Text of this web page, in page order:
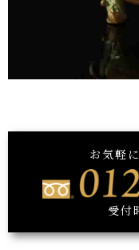
お気軽
受付